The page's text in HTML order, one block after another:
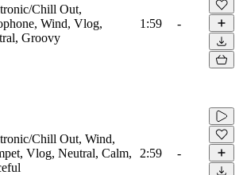
Chill Out,
Wind, Vlog,
Groovy
1:59 -
Chill Out, Wind,
Vlog, Neutral, Calm,
2:59 -